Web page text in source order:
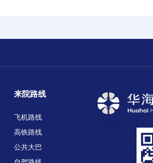
来院路线
飞机路线
高铁路线
公共大巴